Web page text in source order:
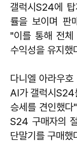
갤럭시S24에
률을 보이며 판
"이를 통해 전체
수익성을 유지했
다니엘 아라우
AI가 갤럭시S24
승세를 견인했
S24 구매자의
단말기를 구매했